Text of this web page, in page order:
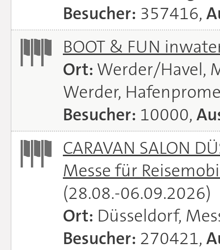
Besucher: 357416,
BOOT & FUN
Ort: Werder/Havel,
Werder,
Besucher: 10000,
CARAVAN SALON
Messe für
(28.08.-06.09.2026)
Ort: Düsseldorf,
Besucher: 270421,